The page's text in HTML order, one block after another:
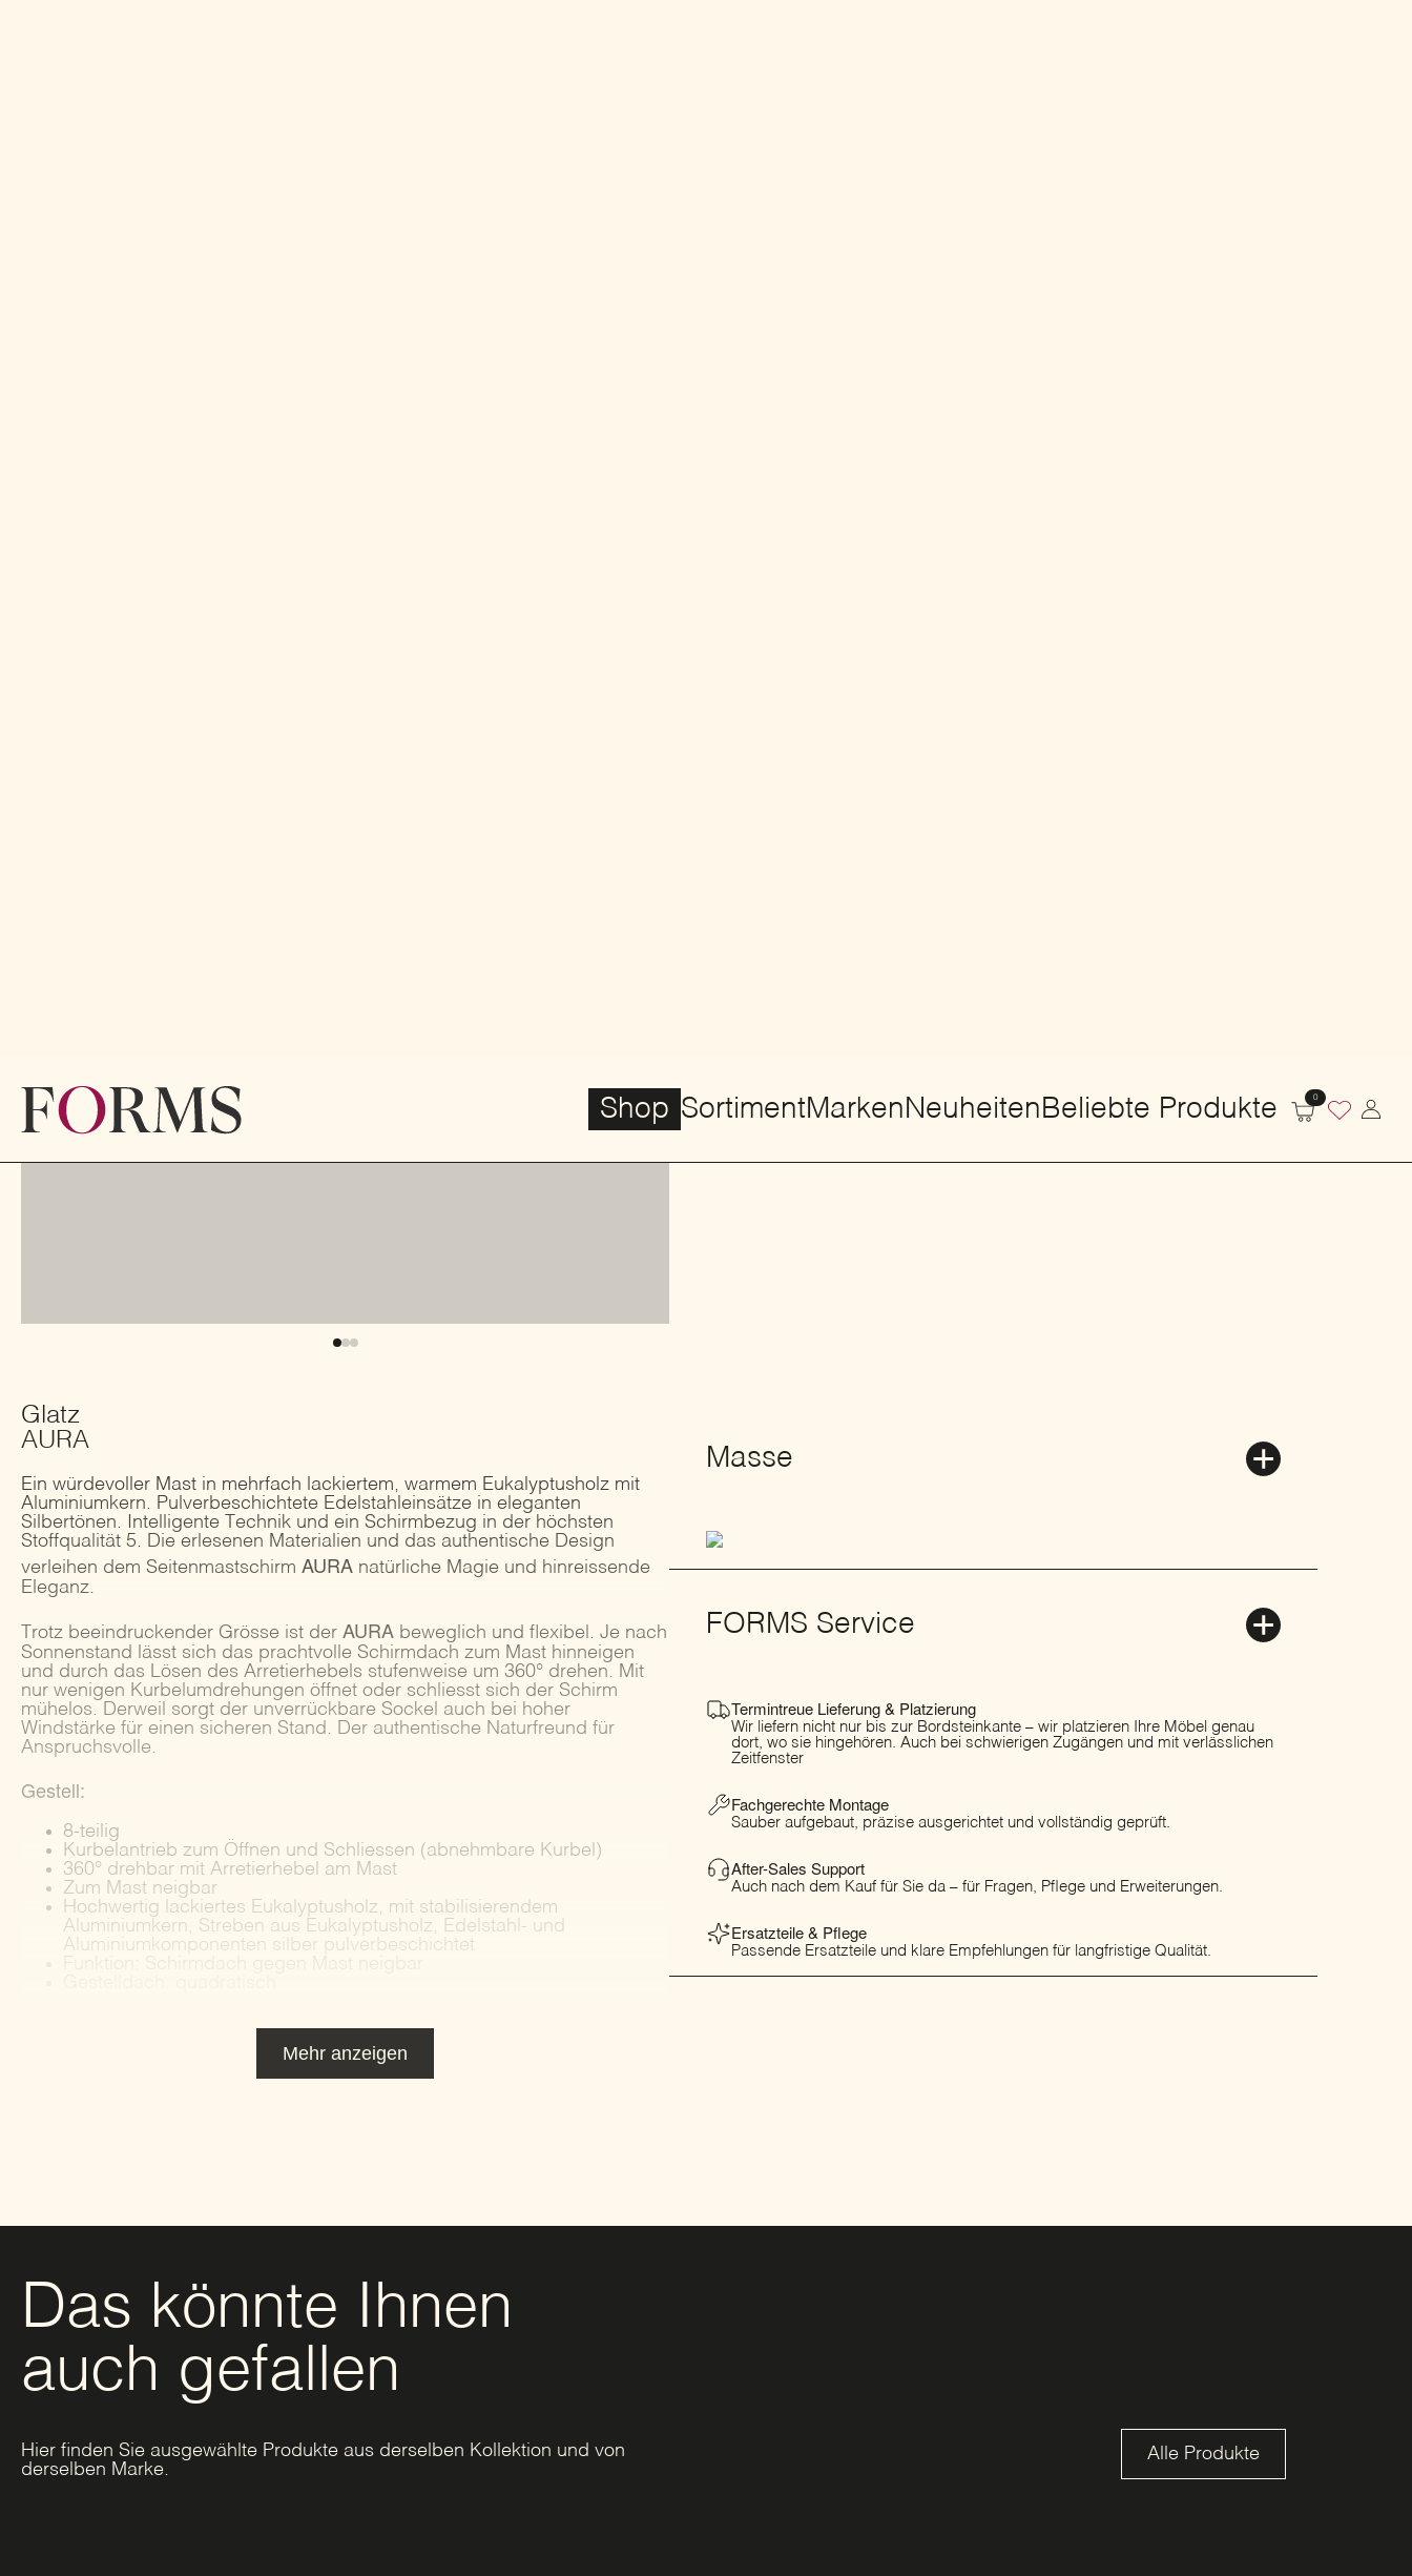
Glatz
AURA
Ein würdevoller Mast in mehrfach lackiertem, warmem Eukalyptusholz mit
Aluminiumkern. Pulverbeschichtete Edelstahleinsätze in eleganten
Silbertönen. Intelligente Technik und ein Schirmbezug in der höchsten
Stoffqualität 5. Die erlesenen Materialien und das authentische Design
verleihen dem Seitenmastschirm AURA natürliche Magie und hinreissende
Eleganz.
Trotz beeindruckender Grösse ist der AURA beweglich und flexibel. Je nach
Sonnenstand lässt sich das prachtvolle Schirmdach zum Mast hinneigen
und durch das Lösen des Arretierhebels stufenweise um 360° drehen. Mit
nur wenigen Kurbelumdrehungen öffnet oder schliesst sich der Schirm
mühelos. Derweil sorgt der unverrückbare Sockel auch bei hoher
Windstärke für einen sicheren Stand. Der authentische Naturfreund für
Anspruchsvolle.
Gestell:
8-teilig
Kurbelantrieb zum Öffnen und Schliessen (abnehmbare Kurbel)
360° drehbar mit Arretierhebel am Mast
Zum Mast neigbar
Hochwertig lackiertes Eukalyptusholz, mit stabilisierendem
Aluminiumkern, Streben aus Eukalyptusholz, Edelstahl- und
Aluminiumkomponenten silber pulverbeschichtet
Mehr anzeigen
Masse
FORMS Service
Termintreue Lieferung & Platzierung
Wir liefern nicht nur bis zur Bordsteinkante – wir platzieren Ihre Möbel genau
dort, wo sie hingehören. Auch bei schwierigen Zugängen und mit verlässlichen
Zeitfenster
Fachgerechte Montage
Sauber aufgebaut, präzise ausgerichtet und vollständig geprüft.
After-Sales Support
Auch nach dem Kauf für Sie da – für Fragen, Pflege und Erweiterungen.
Ersatzteile & Pflege
Passende Ersatzteile und klare Empfehlungen für langfristige Qualität.
Das könnte Ihnen
auch gefallen
Hier finden Sie ausgewählte Produkte aus derselben Kollektion und von
derselben Marke.
Alle Produkte